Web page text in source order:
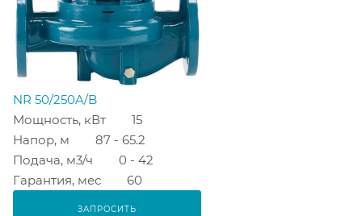
NR 50/250A/B
Мощность, кВт
15
Напор, м
87 - 65.2
Подача, м3/ч
0 - 42
Гарантия, мес
60
ЗАПРОСИТЬ